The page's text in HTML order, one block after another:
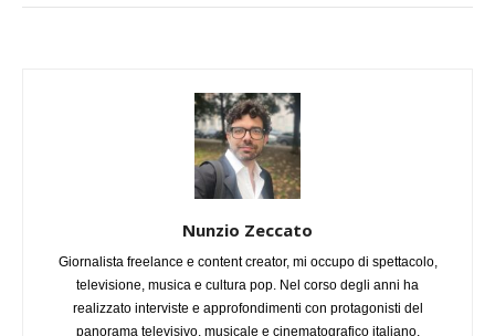
Nunzio Zeccato
Giornalista freelance e content creator, mi occupo di spettacolo,
televisione, musica e cultura pop. Nel corso degli anni ha
realizzato interviste e approfondimenti con protagonisti del
panorama televisivo, musicale e cinematografico italiano,